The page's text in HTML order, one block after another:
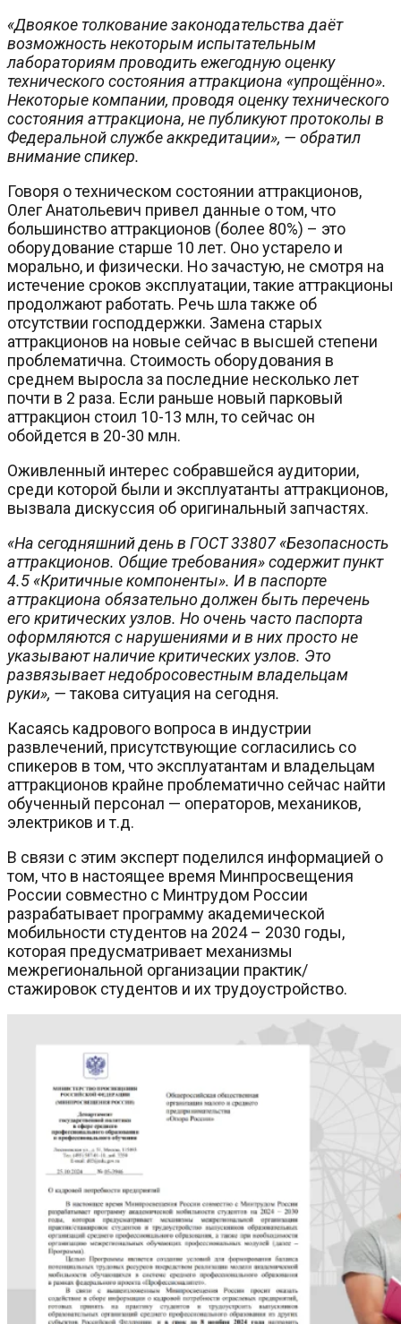
«Двоякое толкование законодательства даёт
возможность некоторым испытательным
лабораториям проводить ежегодную оценку
технического состояния аттракциона «упрощённо».
Некоторые компании, проводя оценку технического
состояния аттракциона, не публикуют протоколы в
Федеральной службе аккредитации», — обратил
внимание спикер.
Говоря о техническом состоянии аттракционов,
Олег Анатольевич привел данные о том, что
большинство аттракционов (более 80%) – это
оборудование старше 10 лет. Оно устарело и
морально, и физически. Но зачастую, не смотря на
истечение сроков эксплуатации, такие аттракционы
продолжают работать. Речь шла также об
отсутствии господдержки. Замена старых
аттракционов на новые сейчас в высшей степени
проблематична. Стоимость оборудования в
среднем выросла за последние несколько лет
почти в 2 раза. Если раньше новый парковый
аттракцион стоил 10-13 млн, то сейчас он
обойдется в 20-30 млн.
Оживленный интерес собравшейся аудитории,
среди которой были и эксплуатанты аттракционов,
вызвала дискуссия об оригинальный запчастях.
«На сегодняшний день в ГОСТ 33807 «Безопасность
аттракционов. Общие требования» содержит пункт
4.5 «Критичные компоненты». И в паспорте
аттракциона обязательно должен быть перечень
его критических узлов. Но очень часто паспорта
оформляются с нарушениями и в них просто не
указывают наличие критических узлов. Это
развязывает недобросовестным владельцам
руки», —такова ситуация на сегодня.
Касаясь кадрового вопроса в индустрии
развлечений, присутствующие согласились со
спикеров в том, что эксплуатантам и владельцам
аттракционов крайне проблематично сейчас найти
обученный персонал — операторов, механиков,
электриков и т.д.
В связи с этим эксперт поделился информацией о
том, что в настоящее время Минпросвещения
России совместно с Минтрудом России
разрабатывает программу академической
мобильности студентов на 2024 – 2030 годы,
которая предусматривает механизмы
межрегиональной организации практик/
стажировок студентов и их трудоустройство.